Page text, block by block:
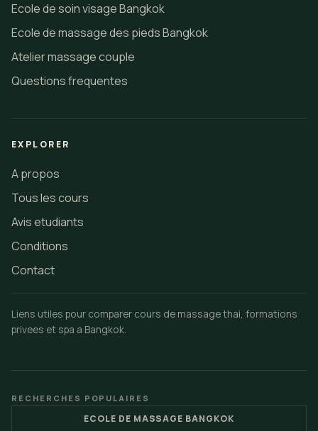
Ecole de soin visage Bangkok
Ecole de massage des pieds Bangkok
Atelier massage couple
Questions frequentes
EXPLORER
A propos
Tous les cours
Avis etudiants
Conditions
Contact
Liens utiles pour comparer cours de massage thai, formations
privees et spa a Bangkok.
RECHERCHES POPULAIRES
ECOLE DE MASSAGE BANGKOK